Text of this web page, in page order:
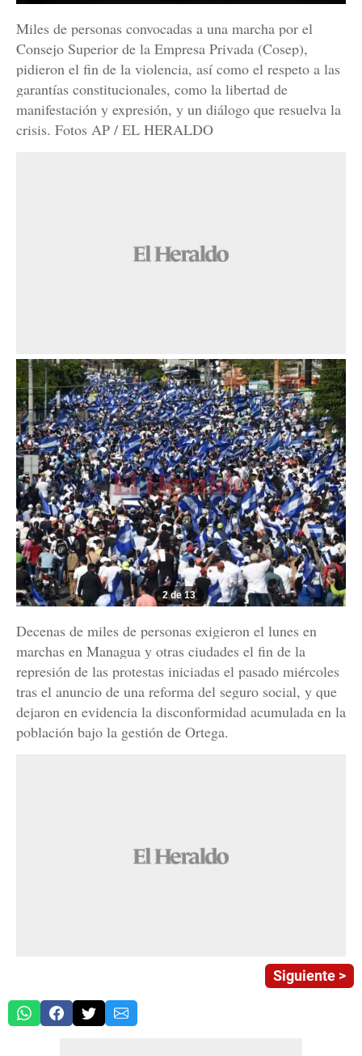
Miles de personas convocadas a una marcha por el
Consejo Superior de la Empresa Privada (Cosep),
pidieron el fin de la violencia, así como el respeto a las
garantías constitucionales, como la libertad de
manifestación y expresión, y un diálogo que resuelva la
crisis. Fotos AP / EL HERALDO
2 de 13
Decenas de miles de personas exigieron el lunes en
marchas en Managua y otras ciudades el fin de la
represión de las protestas iniciadas el pasado miércoles
tras el anuncio de una reforma del seguro social, y que
dejaron en evidencia la disconformidad acumulada en la
población bajo la gestión de Ortega.
Siguiente >